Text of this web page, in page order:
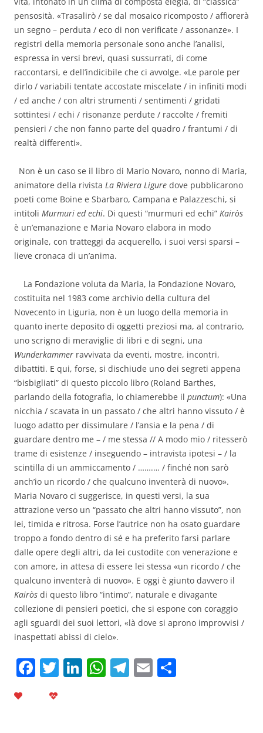
pensosità. «Trasalirò / se dal mosaico ricomposto / affiorerà
un segno – perduta / eco di non verificate / assonanze». I
registri della memoria personale sono anche l’analisi,
espressa in versi brevi, quasi sussurrati, di come
raccontarsi, e dell’indicibile che ci avvolge. «Le parole per
dirlo / variabili tentate accostate miscelate / in infiniti modi
/ ed anche / con altri strumenti / sentimenti / gridati
sottintesi / echi / risonanze perdute / raccolte / fremiti
pensieri / che non fanno parte del quadro / frantumi / di
realtà differenti».
Non è un caso se il libro di Mario Novaro, nonno di Maria,
animatore della rivista La Riviera Ligure dove pubblicarono
poeti come Boine e Sbarbaro, Campana e Palazzeschi, si
intitoli Murmuri ed echi. Di questi “murmuri ed echi” Kairòs
è un’emanazione e Maria Novaro elabora in modo
originale, con tratteggi da acquerello, i suoi versi sparsi –
lieve cronaca di un’anima.
La Fondazione voluta da Maria, la Fondazione Novaro,
costituita nel 1983 come archivio della cultura del
Novecento in Liguria, non è un luogo della memoria in
quanto inerte deposito di oggetti preziosi ma, al contrario,
uno scrigno di meraviglie di libri e di segni, una
Wunderkammer ravvivata da eventi, mostre, incontri,
dibattiti. E qui, forse, si dischiude uno dei segreti appena
“bisbigliati” di questo piccolo libro (Roland Barthes,
parlando della fotografia, lo chiamerebbe il punctum): «Una
nicchia / scavata in un passato / che altri hanno vissuto / è
luogo adatto per dissimulare / l’ansia e la pena / di
guardare dentro me – / me stessa // A modo mio / ritesserò
trame di esistenze / inseguendo – intravista ipotesi – / la
scintilla di un ammiccamento / …….… / finché non sarò
anch’io un ricordo / che qualcuno inventerà di nuovo».
Maria Novaro ci suggerisce, in questi versi, la sua
attrazione verso un “passato che altri hanno vissuto”, non
lei, timida e ritrosa. Forse l’autrice non ha osato guardare
troppo a fondo dentro di sé e ha preferito farsi parlare
dalle opere degli altri, da lei custodite con venerazione e
con amore, in attesa di essere lei stessa «un ricordo / che
qualcuno inventerà di nuovo». E oggi è giunto davvero il
Kairòs di questo libro “intimo”, naturale e divagante
collezione di pensieri poetici, che si espone con coraggio
agli sguardi dei suoi lettori, «là dove si aprono improvvisi /
inaspettati abissi di cielo».
F T Li W T E